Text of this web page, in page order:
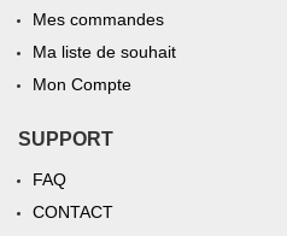
Mes commandes
Ma liste de souhait
Mon Compte
SUPPORT
FAQ
CONTACT